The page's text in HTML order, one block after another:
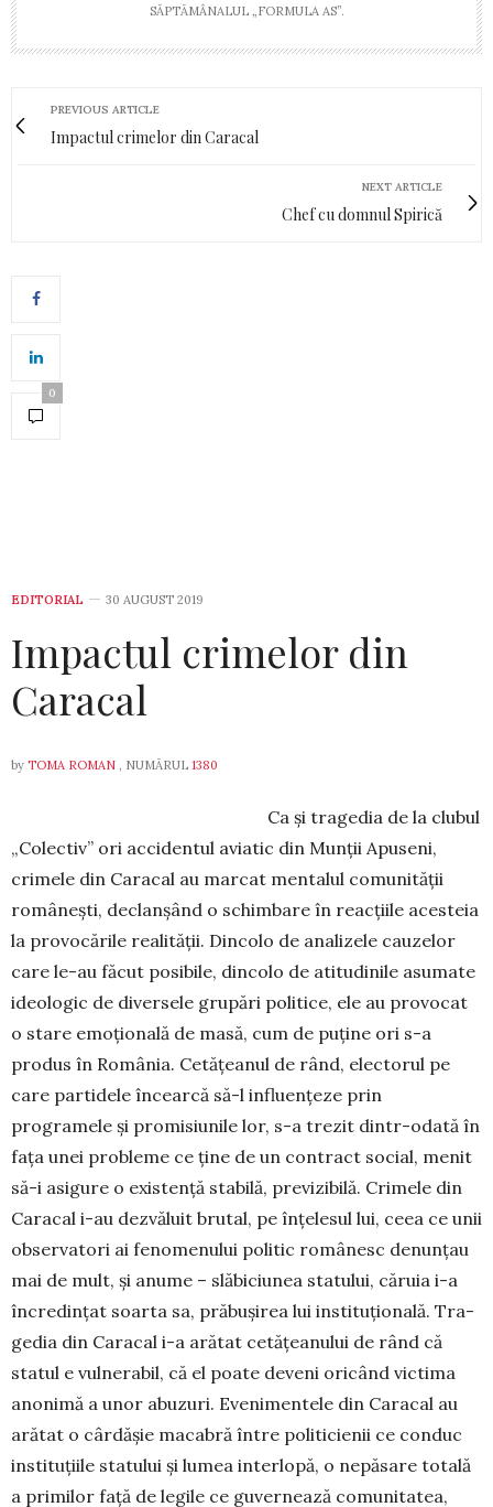
SĂPTĂMÂNALUL „FORMULA AS”.
PREVIOUS ARTICLE
Impactul crimelor din Caracal
NEXT ARTICLE
Chef cu domnul Spirică
0
EDITORIAL 30 AUGUST 2019
Impactul crimelor din
Caracal
by TOMA ROMAN , NUMĂRUL 1380
Ca și tragedia de la clubul
„Colectiv” ori accidentul aviatic din Munții Apuseni,
crimele din Caracal au mar­cat mentalul comunității
românești, declanșând o schim­bare în reacțiile acesteia
la provocările realității. Dincolo de analizele cauzelor
care le-au făcut posibile, dincolo de atitudinile asumate
ideologic de diversele grupări politice, ele au provocat
o stare emoțională de masă, cum de puține ori s-a
produs în România. Cetățeanul de rând, electorul pe
care partidele încearcă să-l influențeze prin
programele și promisiunile lor, s-a trezit dintr-odată în
fața unei probleme ce ține de un contract social, menit
să-i asigure o existență stabilă, previzibilă. Crimele din
Caracal i-au dezvăluit brutal, pe înțelesul lui, ceea ce unii
observatori ai fenomenului politic românesc denunțau
mai de mult, și anume – slăbiciunea statului, căruia i-a
în­credințat soarta sa, prăbușirea lui instituțională. Tra­
gedia din Caracal i-a arătat cetățeanului de rând că
statul e vulnerabil, că el poate deveni oricând victima
anonimă a unor abuzuri. Evenimentele din Caracal au
arătat o cârdășie macabră între politicienii ce conduc
instituțiile statului și lumea interlopă, o nepăsare totală
a primilor față de legile ce guvernează comunitatea,